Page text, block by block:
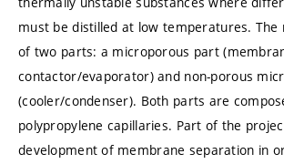
must be distilled at low temperatures. The
of two parts: a microporous part
contactor/evaporator) and non-porous
(cooler/condenser). Both parts are
polypropylene capillaries. Part of the
development of membrane separation in